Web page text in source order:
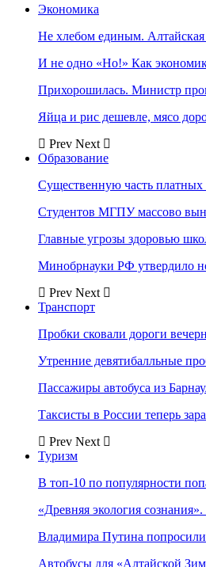
Экономика
Не хлебом единым.
И не одно «Но!» Как
Прихорошилась. Министр
Яйца и рис дешевле, мясо
Prev Next
Образование
Существенную часть платных
Студентов МГПУ массово
Главные угрозы здоровью
Минобрнауки РФ утвердило
Prev Next
Транспорт
Пробки сковали дороги
Утренние девятибалльные
Пассажиры автобуса из
Таксисты в России теперь
Prev Next
Туризм
В топ-10 по популярности
«Древняя экология
Владимира Путина попросили
Автобусы для «Алтайской